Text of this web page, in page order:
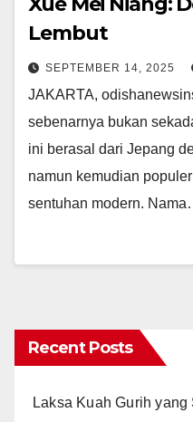
Lembut
SEPTEMBER 14, 2025
JAKARTA,
sebenarnya bukan
ini berasal dari Jepang
namun kemudian
sentuhan modern.
Recent Posts
Laksa Kuah Gurih